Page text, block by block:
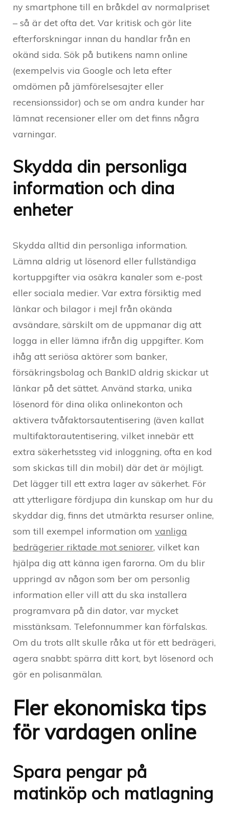
ny smartphone till en bråkdel av normalpriset
– så är det ofta det. Var kritisk och gör lite
efterforskningar innan du handlar från en
okänd sida. Sök på butikens namn online
(exempelvis via Google och leta efter
omdömen på jämförelsesajter eller
recensionssidor) och se om andra kunder har
lämnat recensioner eller om det finns några
varningar.
Skydda din personliga
information och dina
enheter
Skydda alltid din personliga information.
Lämna aldrig ut lösenord eller fullständiga
kortuppgifter via osäkra kanaler som e-post
eller sociala medier. Var extra försiktig med
länkar och bilagor i mejl från okända
avsändare, särskilt om de uppmanar dig att
logga in eller lämna ifrån dig uppgifter. Kom
ihåg att seriösa aktörer som banker,
försäkringsbolag och BankID aldrig skickar ut
länkar på det sättet. Använd starka, unika
lösenord för dina olika onlinekonton och
aktivera tvåfaktorsautentisering (även kallat
multifaktorautentisering, vilket innebär ett
extra säkerhetssteg vid inloggning, ofta en kod
som skickas till din mobil) där det är möjligt.
Det lägger till ett extra lager av säkerhet. För
att ytterligare fördjupa din kunskap om hur du
skyddar dig, finns det utmärkta resurser online,
som till exempel information om vanliga
bedrägerier riktade mot seniorer, vilket kan
hjälpa dig att känna igen farorna. Om du blir
uppringd av någon som ber om personlig
information eller vill att du ska installera
programvara på din dator, var mycket
misstänksam. Telefonnummer kan förfalskas.
Om du trots allt skulle råka ut för ett bedrägeri,
agera snabbt: spärra ditt kort, byt lösenord och
gör en polisanmälan.
Fler ekonomiska tips
för vardagen online
Spara pengar på
matinköp och matlagning